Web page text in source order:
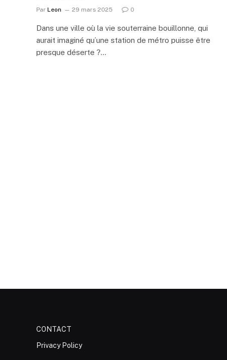
Par Leon 29 mars 2025 0
Dans une ville où la vie souterraine bouillonne, qui
aurait imaginé qu’une station de métro puisse être
presque déserte ?…
CONTACT
Privacy Policy